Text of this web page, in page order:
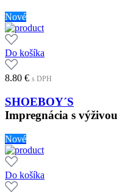
Nové
Do košíka
8.80 € s DPH
SHOEBOY´S
Impregnácia s výživou
Nové
Do košíka